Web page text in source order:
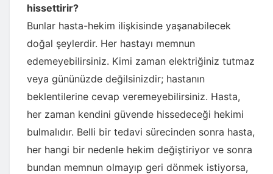
hissettirir?
Bunlar hasta-hekim ilişkisinde yaşanabilecek
doğal şeylerdir. Her hastayı memnun
edemeyebilirsiniz. Kimi zaman elektriğiniz tutmaz
veya gününüzde değilsinizdir; hastanın
beklentilerine cevap veremeyebilirsiniz. Hasta,
her zaman kendini güvende hissedeceği hekimi
bulmalıdır. Belli bir tedavi sürecinden sonra hasta,
her hangi bir nedenle hekim değiştiriyor ve sonra
bundan memnun olmayıp geri dönmek istiyorsa,